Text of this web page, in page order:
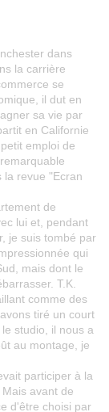
dans
la carrière
se
il dut en
sa vie par
en Californie
emploi de
la revue "Ecran
de
lui et, pendant
je suis tombé par
qui
mais dont le
T.K.
comme des
tiré un court
studio, il nous a
au montage, je
participer à la
avant de
d'être choisi par